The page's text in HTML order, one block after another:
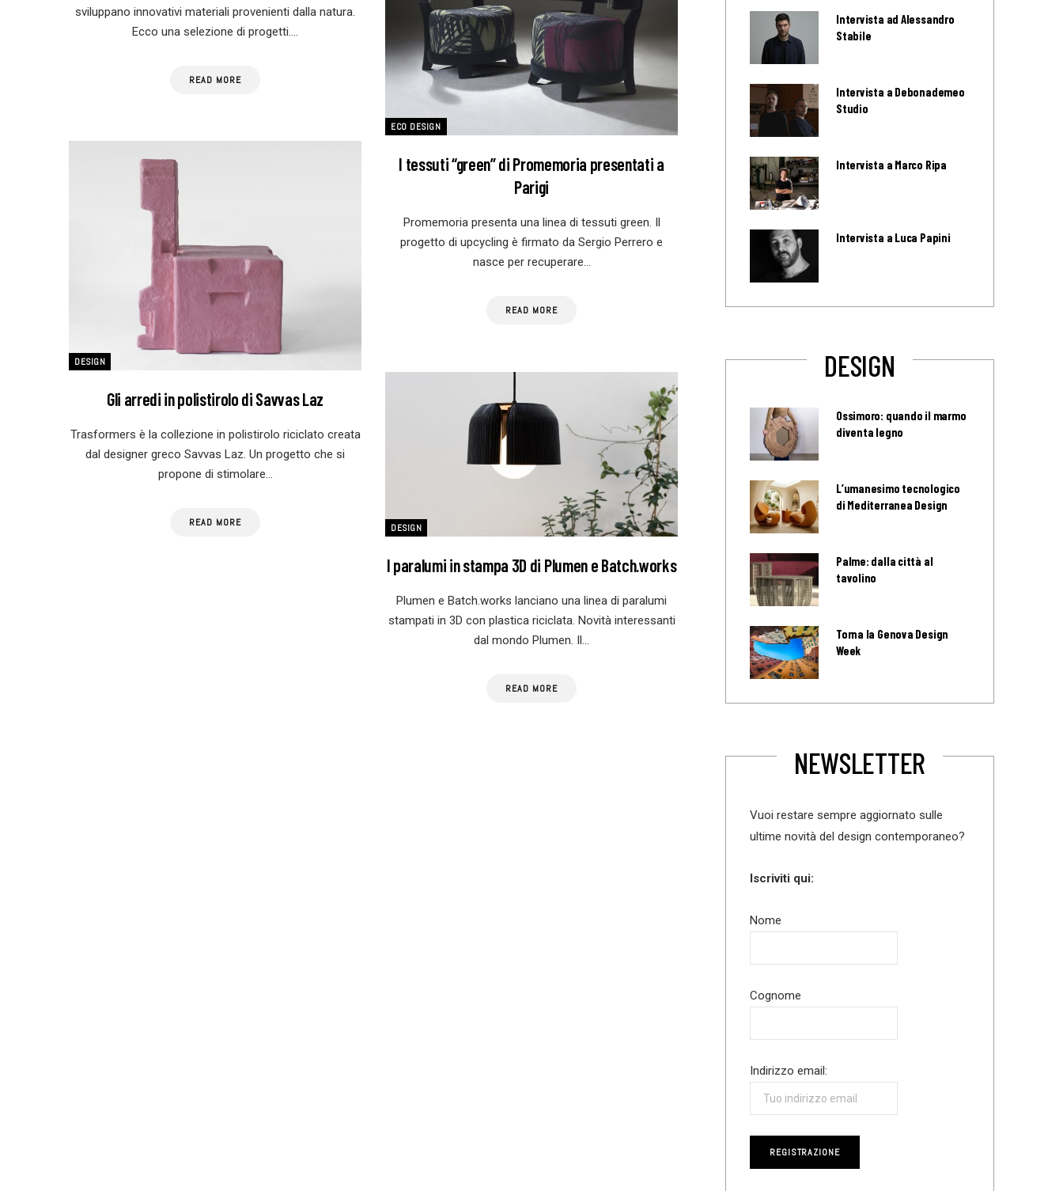
sviluppano innovativi materiali provenienti dalla natura.
Ecco una selezione di progetti.…
READ MORE
ECO DESIGN
I tessuti “green” di Promemoria presentati a
Parigi
Promemoria presenta una linea di tessuti green. Il
progetto di upcycling è firmato da Sergio Perrero e
nasce per recuperare…
READ MORE
DESIGN
Gli arredi in polistirolo di Savvas Laz
Trasformers è la collezione in polistirolo riciclato creata
dal designer greco Savvas Laz. Un progetto che si
propone di stimolare…
READ MORE DESIGN
I paralumi in stampa 3D di Plumen e Batch.works
Plumen e Batch.works lanciano una linea di paralumi
stampati in 3D con plastica riciclata. Novità interessanti
dal mondo Plumen. Il…
READ MORE
Intervista ad Alessandro
Stabile
Intervista a Debonademeo
Studio
Intervista a Marco Ripa
Intervista a Luca Papini
DESIGN
Ossimoro: quando il marmo
diventa legno
L’umanesimo tecnologico
di Mediterranea Design
Palme: dalla città al
tavolino
Torna la Genova Design
Week
NEWSLETTER
Vuoi restare sempre aggiornato sulle
ultime novità del design contemporaneo?
Iscriviti qui:
Nome
Cognome
Indirizzo email: